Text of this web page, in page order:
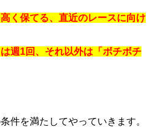
く保てる、直近のレースに向け
週1回、それ以外は「ボチボチ
件を満たしてやっていきます。